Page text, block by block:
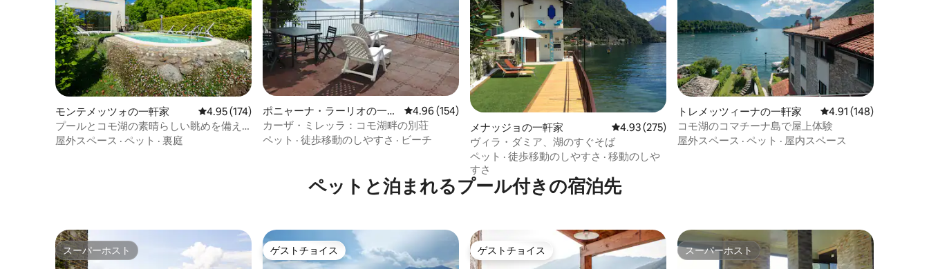
モンテメッツォの一軒家 レビュー174件、5つ星中4.95つ星の平均評価
4.95 (174)
プールとコモ湖の素晴らしい眺めを備え
たCasa Monia
屋外スペース · ペット · 裏庭
ポニャーナ・ラーリオの一軒
家
レビュー154件、5つ星中4.96つ星の平均評価
4.96 (154)
カーザ・ミレッラ：コモ湖畔の別荘
ペット · 徒歩移動のしやすさ · ビーチ
メナッジョの一軒家 レビュー275件、5つ星中4.93つ星の平均評価
4.93 (275)
ヴィラ・ダミア、湖のすぐそば
ペット · 徒歩移動のしやすさ · 移動のしや
すさ
トレメッツィーナの一軒家 レビュー148件、5つ
4.91 (148)
コモ湖のコマチーナ島で屋上体験
屋外スペース · ペット · 屋内スペース
ペットと泊まれるプール付きの宿泊先
スーパーホスト
スーパーホスト ゲストチョイス
ゲストチョイス ゲストチョイス
ゲストチョイス スーパーホスト
スーパーホスト